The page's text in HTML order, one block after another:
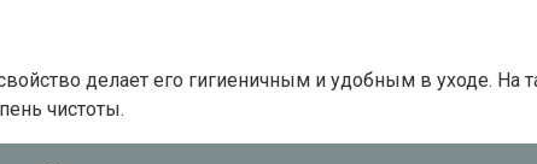
делает его гигиеничным и удобным в уходе. На
чистоты.